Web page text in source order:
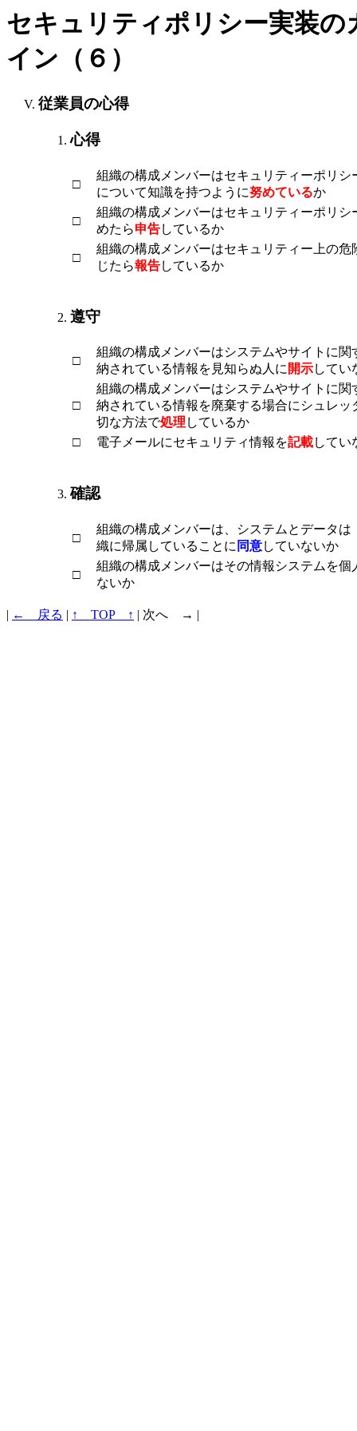
セキュリティポリシー実装の
イン（６）
従業員の心得
心得
□
組織の構成メンバーはセキュリティーポリシ
について知識を持つように努めているか
□
組織の構成メンバーはセキュリティーポリシ
めたら申告しているか
□
組織の構成メンバーはセキュリティー上の危
じたら報告しているか
遵守
□
組織の構成メンバーはシステムやサイトに関
納されている情報を見知らぬ人に 開示してい
□
組織の構成メンバーはシステムやサイトに関
納されている情報を廃棄する場合にシュレッ
切な方法で処理 しているか
□
電子メールにセキュリティ情報を記載してい
確認
□
組織の構成メンバーは、システムとデータは
織に帰属していることに 同意していないか
□
組織の構成メンバーはその情報システムを個
ないか
| ← 戻る | ↑ TOP ↑ | 次へ → |